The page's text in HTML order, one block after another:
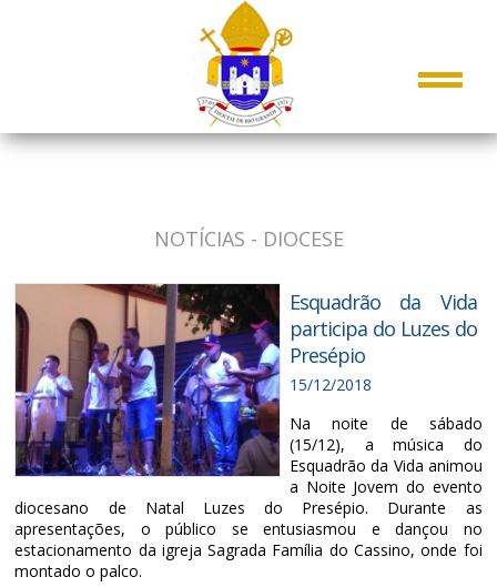
NOTÍCIAS - DIOCESE
Esquadrão da Vida
participa do Luzes do
Presépio
15/12/2018
Na noite de sábado
(15/12), a música do
Esquadrão da Vida animou
a Noite Jovem do evento
diocesano de Natal Luzes do Presépio. Durante as
apresentações, o público se entusiasmou e dançou no
estacionamento da igreja Sagrada Família do Cassino, onde foi
montado o palco.